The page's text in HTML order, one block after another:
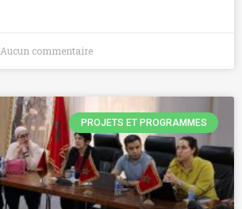
Aucun commentaire
PROJETS ET PROGRAMMES